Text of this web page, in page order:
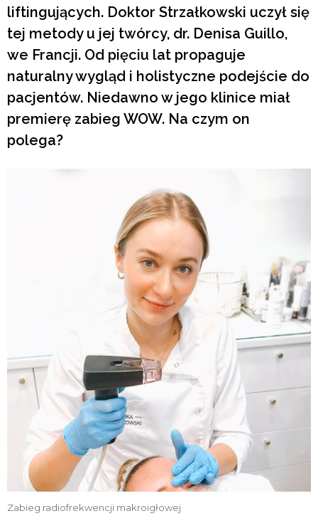
liftingujących. Doktor Strzałkowski uczył się
tej metody u jej twórcy, dr. Denisa Guillo,
we Francji. Od pięciu lat propaguje
naturalny wygląd i holistyczne podejście do
pacjentów. Niedawno w jego klinice miał
premierę zabieg WOW. Na czym on
polega?
Zabieg radiofrekwencji makroigłowej